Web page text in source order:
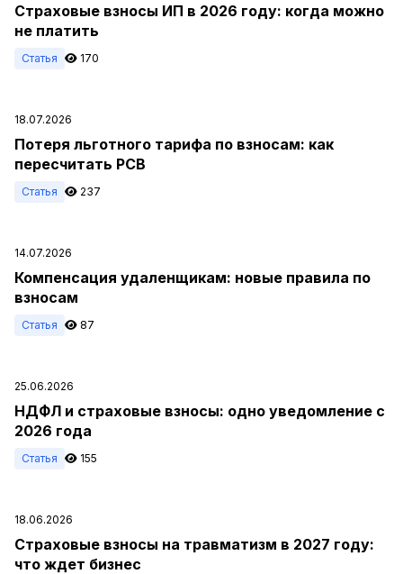
Страховые взносы ИП в 2026 году: когда можно
не платить
Статья 170
18.07.2026
Потеря льготного тарифа по взносам: как
пересчитать РСВ
Статья 237
14.07.2026
Компенсация удаленщикам: новые правила по
взносам
Статья 87
25.06.2026
НДФЛ и страховые взносы: одно уведомление с
2026 года
Статья 155
18.06.2026
Страховые взносы на травматизм в 2027 году:
что ждет бизнес